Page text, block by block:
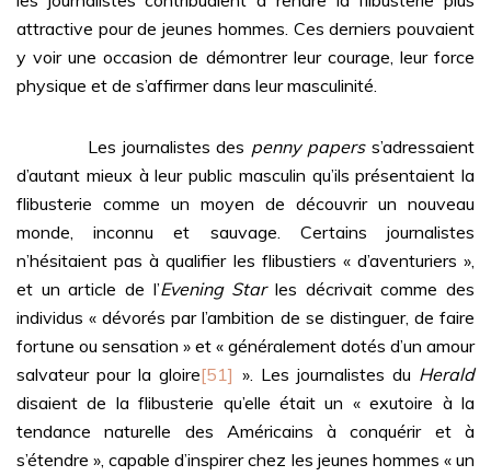
attractive pour de jeunes hommes. Ces derniers pouvaient
y voir une occasion de démontrer leur courage, leur force
physique et de s’affirmer dans leur masculinité.
Les journalistes des penny paperss’adressaient
d’autant mieux à leur public masculin qu’ils présentaient la
flibusterie comme un moyen de découvrir un nouveau
monde, inconnu et sauvage. Certains journalistes
n’hésitaient pas à qualifier les flibustiers « d’aventuriers »,
et un article de l’Evening Starles décrivait comme des
individus « dévorés par l’ambition de se distinguer, de faire
fortune ou sensation » et « généralement dotés d’un amour
salvateur pour la gloire[51] ». Les journalistes du Herald
disaient de la flibusterie qu’elle était un « exutoire à la
tendance naturelle des Américains à conquérir et à
s’étendre », capable d’inspirer chez les jeunes hommes « un